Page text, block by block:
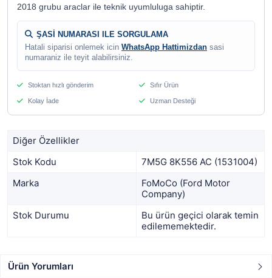
2018 grubu araclar ile teknik uyumluluga sahiptir.
ŞASİ NUMARASI ILE SORGULAMA
Hatali siparisi onlemek icin WhatsApp Hattimizdan sasi
numaraniz ile teyit alabilirsiniz.
Stoktan hızlı gönderim Sıfır Ürün
Kolay İade Uzman Desteği
Diğer Özellikler
Stok Kodu
7M5G 8K556 AC (1531004)
Marka
FoMoCo (Ford Motor
Company)
Stok Durumu
Bu ürün geçici olarak temin
edilememektedir.
Ürün Yorumları